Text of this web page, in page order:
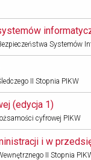
Systemów
II Stopnia PIKW
(edycja 1)
cyfrowej PIKW
i w
II Stopnia